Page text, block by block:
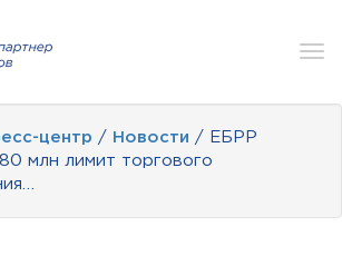
центр / Новости / ЕБРР
млн лимит торгового